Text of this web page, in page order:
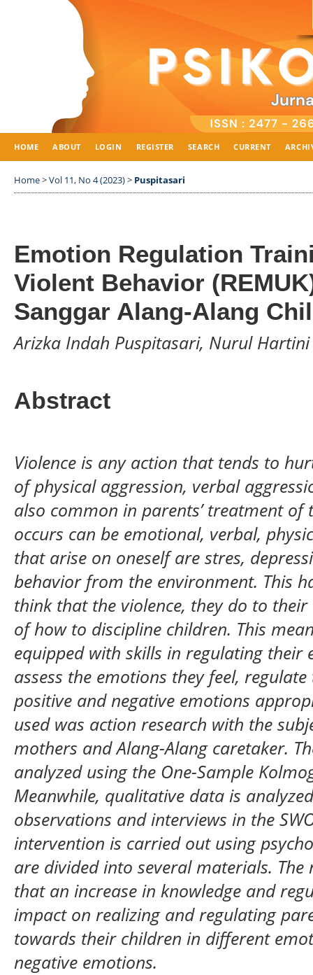
HOME ABOUT LOGIN REGISTER SEARCH CURRENT
Home>Vol 11, No 4 (2023)> Puspitasari
Emotion Regulation
Violent Behavior
Sanggar Alang-Alang
Arizka Indah Puspitasari, Nurul Hartini
Abstract
Violence is any action that tends to
of physical aggression, verbal
also common in parents’ treatment of
occurs can be emotional, verbal,
that arise on oneself are stres,
behavior from the environment. This
think that the violence, they do to
of how to discipline children. This
equipped with skills in regulating their
assess the emotions they feel,
positive and negative emotions
used was action research with the
mothers and Alang-Alang caretaker.
analyzed using the One-Sample
Meanwhile, qualitative data is
observations and interviews in the
intervention is carried out using
are divided into several materials.
that an increase in knowledge and
impact on realizing and regulating
towards their children in different
negative emotions.